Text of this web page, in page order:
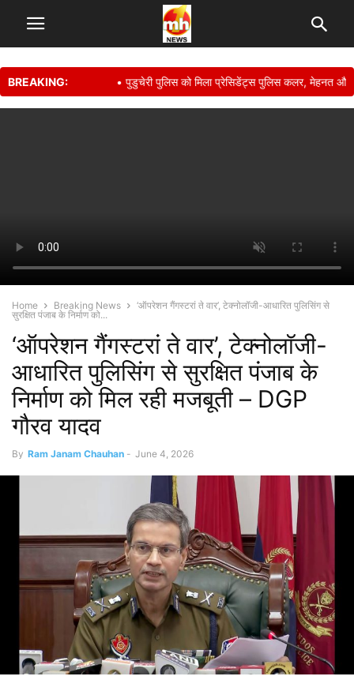
BREAKING: • पुडुचेरी पुलिस को मिला प्रेसिडेंट्स पुलिस कलर, मेहनत और शौर्य
Home Breaking News
‘ऑपरेशन गैंगस्टरां ते वार’, टेक्नोलॉजी-आधारित पुलिसिंग से
सुरक्षित पंजाब के निर्माण को...
‘ऑपरेशन गैंगस्टरां ते वार’, टेक्नोलॉजी-
आधारित पुलिसिंग से सुरक्षित पंजाब के
निर्माण को मिल रही मजबूती – DGP
गौरव यादव
By Ram Janam Chauhan - June 4, 2026